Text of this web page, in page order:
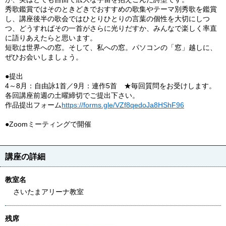
秀歌鑑賞ではそのときどきでおすすめの歌集やテーマ別秀歌を鑑賞
し、講座後半の歌会ではひとりひとりの言葉の個性を大切にしつ
つ、どうすればその一首がさらに光りだすか、みんなで楽しく率直
に語りあえたらと思います。
短歌は世界への窓。そして、私への窓。パソコンの「窓」越しに、
ぜひお会いしましょう。
●提出
4～8月：自由詠1首／9月：連作5首 ★毎回質問をお受けします。
各回講座前週の土曜締切でご提出下さい。
作品提出フォームhttps://forms.gle/VZf8qedoJa8HShF96
●Zoomミーティングで開催
講座の詳細
教室名
さいたまアリーナ教室
残席